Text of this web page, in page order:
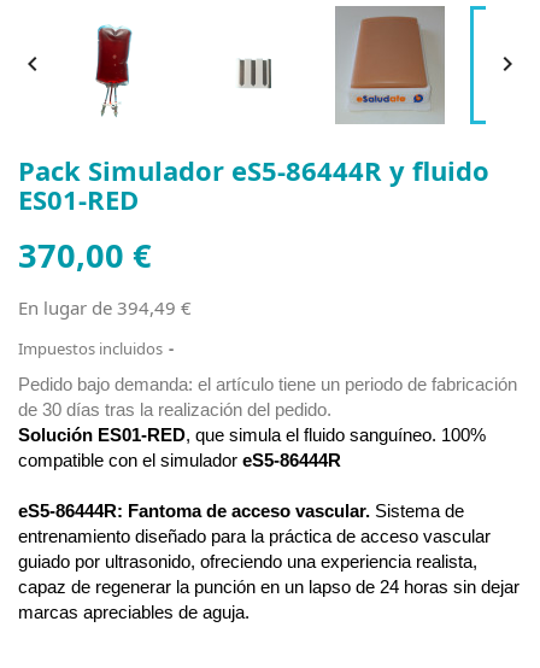
 
Pack Simulador eS5-86444R y fluido
ES01-RED
370,00 €
En lugar de 394,49 €
Impuestos incluidos
Pedido bajo demanda: el artículo tiene un periodo de fabricación
de 30 días tras la realización del pedido.
Solución ES01-RED, que simula el fluido sanguíneo. 100%
compatible con el simulador eS5-86444R
eS5-86444R: Fantoma de acceso vascular. Sistema de
entrenamiento diseñado para la práctica de acceso vascular
guiado por ultrasonido, ofreciendo una experiencia realista,
capaz de regenerar la punción en un lapso de 24 horas sin dejar
marcas apreciables de aguja.